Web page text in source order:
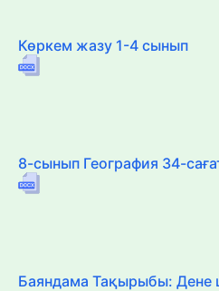
Көркем жазу 1-4 сынып
8-сынып География 34-
Баяндама Тақырыбы: